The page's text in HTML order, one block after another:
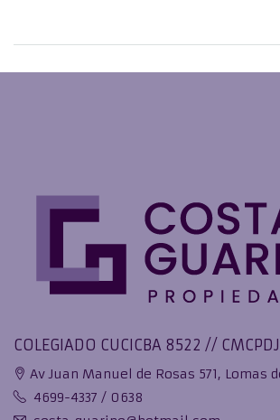
COLEGIADO CUCICBA 8522 //
Av Juan Manuel de Rosas 571, Lomas
4699-4337 / 0638